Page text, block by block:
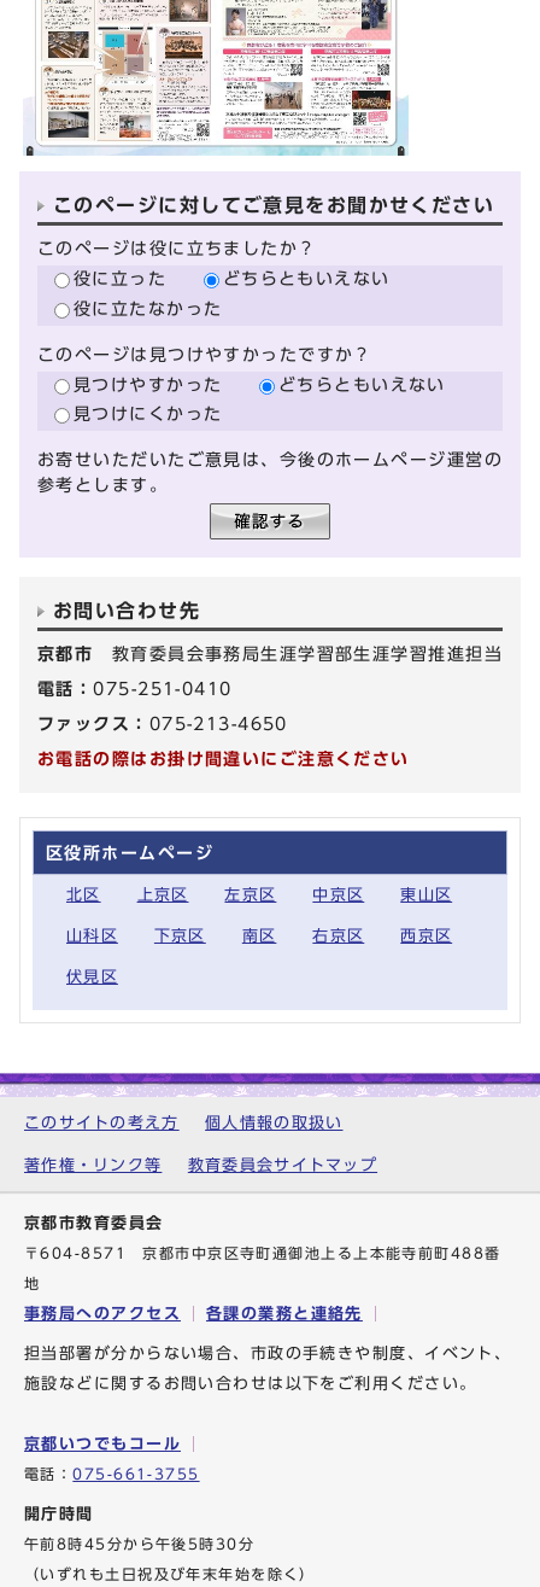
このページに対してご意見をお聞かせください
このページは役に立ちましたか？
役に立った
どちらともいえない
役に立たなかった
このページは見つけやすかったですか？
見つけやすかった
どちらともいえない
見つけにくかった
お寄せいただいたご意見は、今後のホームページ運営の
参考とします。
お問い合わせ先
京都市 教育委員会事務局生涯学習部生涯学習推進担当
電話：075-251-0410
ファックス： 075-213-4650
お電話の際はお掛け間違いにご注意ください
区役所ホームページ
北区 上京区 左京区 中京区 東山区
山科区 下京区 南区 右京区 西京区
伏見区
このサイトの考え方 個人情報の取扱い
著作権・リンク等 教育委員会サイトマップ
京都市教育委員会
〒604-8571 京都市中京区寺町通御池上る上本能寺前町488番
地
事務局へのアクセス 各課の業務と連絡先
担当部署が分からない場合、市政の手続きや制度、イベント、
施設などに関するお問い合わせは以下をご利用ください。
京都いつでもコール
電話：075-661-3755
開庁時間
午前8時45分から午後5時30分
（いずれも土日祝及び年末年始を除く）